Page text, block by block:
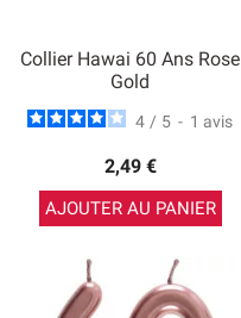
Collier Hawai 60 Ans Rose
Gold
4 / 5 - 1 avis
2,49 €
AJOUTER AU PANIER